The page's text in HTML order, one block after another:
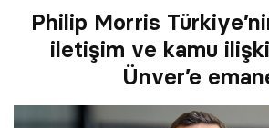
Philip Morris
iletişim ve kamu
Ünver’e